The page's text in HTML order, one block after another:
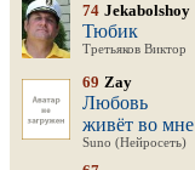
74 Jekabolshoy
Тюбик
Третьяков Виктор
69 Zay
Любовь
живёт во мне
Suno (Нейросеть)